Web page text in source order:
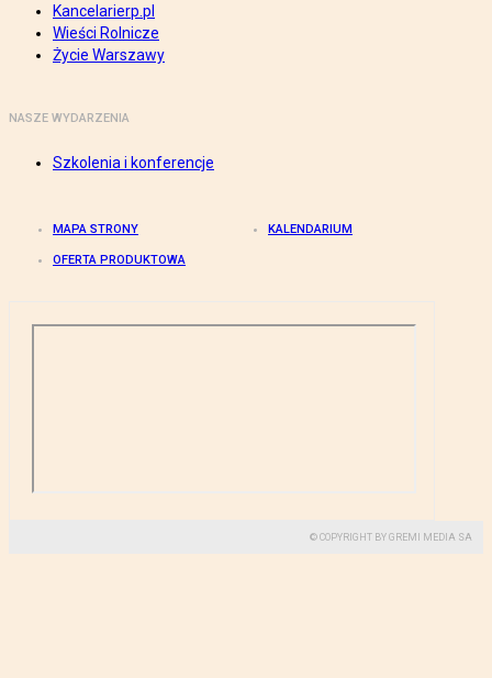
Kancelarierp.pl
Wieści Rolnicze
Życie Warszawy
NASZE WYDARZENIA
Szkolenia i konferencje
MAPA STRONY KALENDARIUM
OFERTA PRODUKTOWA
© COPYRIGHT BY GREMI MEDIA SA